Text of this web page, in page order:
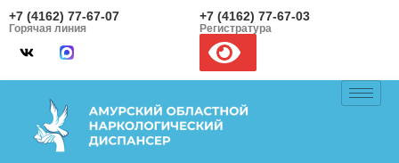
+7 (4162) 77-67-07
Горячая линия
+7 (4162) 77-67-03
Регистратура